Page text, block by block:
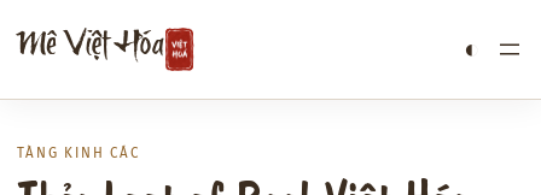
đến
nội
dung
Mê Việt Hóa ◐
TÀNG KINH CÁC